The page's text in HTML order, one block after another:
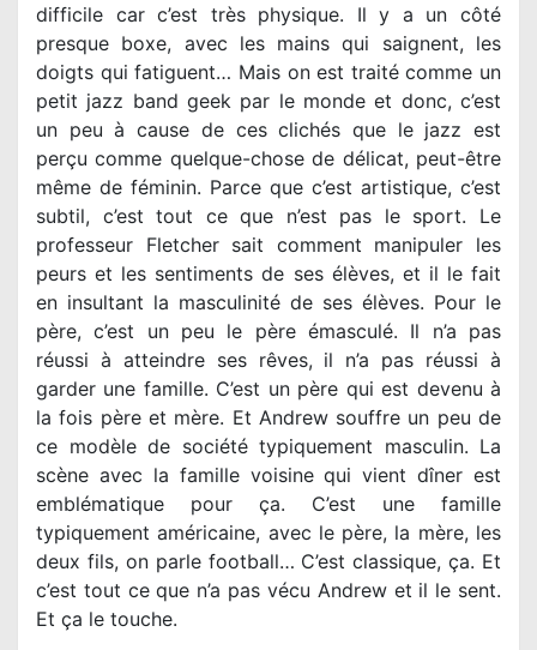
difficile car c’est très physique. Il y a un côté
presque boxe, avec les mains qui saignent, les
doigts qui fatiguent… Mais on est traité comme un
petit jazz band geek par le monde et donc, c’est
un peu à cause de ces clichés que le jazz est
perçu comme quelque-chose de délicat, peut-être
même de féminin. Parce que c’est artistique, c’est
subtil, c’est tout ce que n’est pas le sport. Le
professeur Fletcher sait comment manipuler les
peurs et les sentiments de ses élèves, et il le fait
en insultant la masculinité de ses élèves. Pour le
père, c’est un peu le père émasculé. Il n’a pas
réussi à atteindre ses rêves, il n’a pas réussi à
garder une famille. C’est un père qui est devenu à
la fois père et mère. Et Andrew souffre un peu de
ce modèle de société typiquement masculin. La
scène avec la famille voisine qui vient dîner est
emblématique pour ça. C’est une famille
typiquement américaine, avec le père, la mère, les
deux fils, on parle football… C’est classique, ça. Et
c’est tout ce que n’a pas vécu Andrew et il le sent.
Et ça le touche.